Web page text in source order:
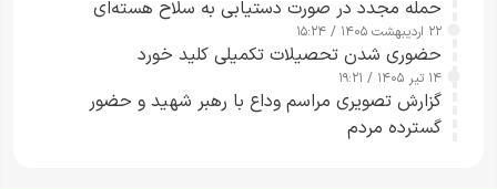
حمله مجدد در صورت دستیابی به سلاح هسته‌ای
۲۲ اردیبهشت ۱۴۰۵ / ۱۵:۲۴
حضوری شدن تحصیلات تکمیلی کلید خورد
۱۴ تیر ۱۴۰۵ / ۱۹:۲۱
گزارش تصویری مراسم وداع با رهبر شهید و حضور
گسترده مردم